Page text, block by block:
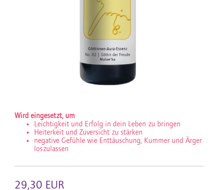
Wird eingesetzt, um
Leichtigkeit und Erfolg in dein Leben zu bringen
Heiterkeit und Zuversicht zu stärken
negative Gefühle wie Enttäuschung, Kummer und Ärger
loszulassen
29,30 EUR